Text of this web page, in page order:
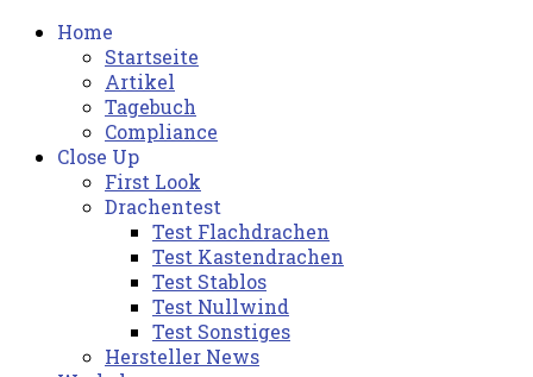
Home
Startseite
Artikel
Tagebuch
Compliance
Close Up
First Look
Drachentest
Test Flachdrachen
Test Kastendrachen
Test Stablos
Test Nullwind
Test Sonstiges
Hersteller News